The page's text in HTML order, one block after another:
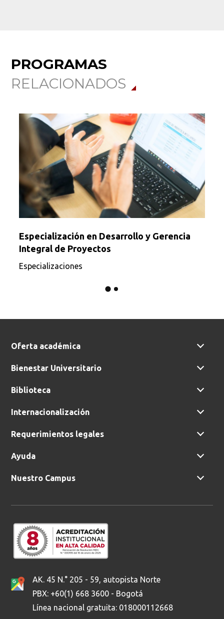
PROGRAMAS
RELACIONADOS
Especialización en Desarrollo y Gerencia
Integral de Proyectos
Especializaciones
Oferta académica
Bienestar Universitario
Biblioteca
Internacionalización
Requerimientos legales
Ayuda
Nuestro Campus
AK. 45 N.° 205 - 59, autopista Norte
PBX: +60(1) 668 3600 - Bogotá
Línea nacional gratuita: 018000112668